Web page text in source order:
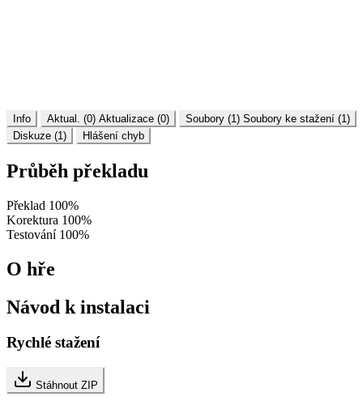
Info Aktual. (0) Aktualizace (0) Soubory (1) Soubory ke stažení (1)
Diskuze (1)
Hlášení chyb
Průběh překladu
Překlad 100%
Korektura 100%
Testování 100%
O hře
Návod k instalaci
Rychlé stažení
Stáhnout ZIP